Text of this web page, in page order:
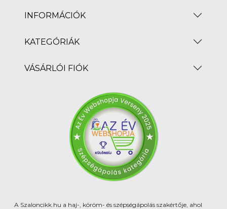
INFORMÁCIÓK
KATEGÓRIÁK
VÁSÁRLÓI FIÓK
A Szaloncikk.hu a haj-, köröm- és szépségápolás szakértője, ahol